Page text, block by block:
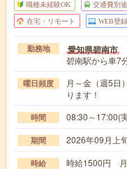
職種未経験OK 交通費別
在宅・リモート WEB登
勤務地 愛知県碧南市
碧南駅から車7
曜日頻度
月～金（週5日
ります！
時間 08:30～17:00(
期間 2026年09月上
時給 時給1500円